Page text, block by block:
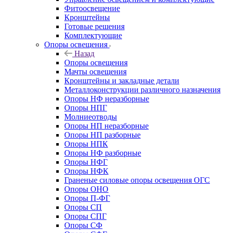
Фитоосвещение
Кронштейны
Готовые решения
Комплектующие
Опоры освещения
Назад
Опоры освещения
Мачты освещения
Кронштейны и закладные детали
Металлоконструкции различного назначения
Опоры НФ неразборные
Опоры НПГ
Молниеотводы
Опоры НП неразборные
Опоры НП разборные
Опоры НПК
Опоры НФ разборные
Опоры НФГ
Опоры НФК
Граненые силовые опоры освещения ОГС
Опоры ОНО
Опоры П-ФГ
Опоры СП
Опоры СПГ
Опоры СФ